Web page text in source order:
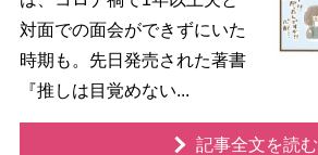
対面での面会ができずにいた
時期も。先日発売された著書
『推しは目覚めない...
記事全文を読む